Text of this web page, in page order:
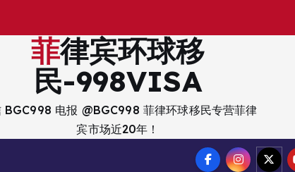
菲律宾环球移
民-998VISA
BGC998 电报 @BGC998 菲律环球移民专营菲律
宾市场近20年！